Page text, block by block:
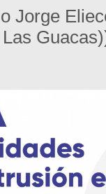
Jorge